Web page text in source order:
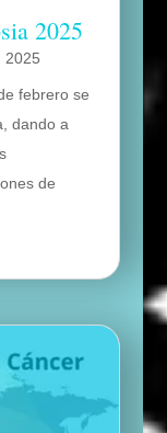
2025
2025
febrero se
dando a
de